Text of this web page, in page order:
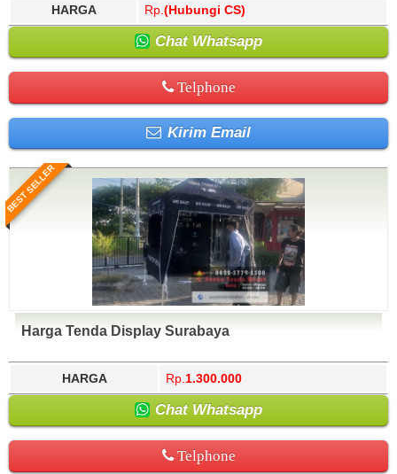
HARGA Rp. (Hubungi CS)
Chat Whatsapp
Telphone
Kirim Email
BEST SELLER
Harga Tenda Display Surabaya
HARGA Rp. 1.300.000
Chat Whatsapp
Telphone